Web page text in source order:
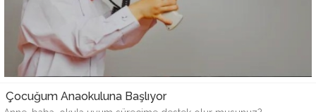
Çocuğum Anaokuluna Başlıyor